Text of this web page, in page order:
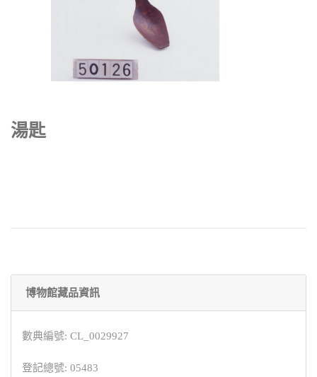
湯匙
博物館藏品資訊
數典編號: CL_0029927
登記總號: 05483